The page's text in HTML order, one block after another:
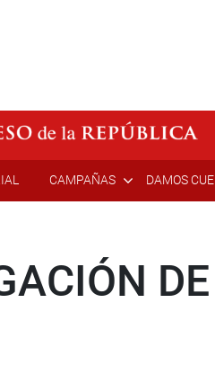
CAMPAÑAS DAMOS